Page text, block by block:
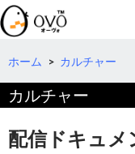
検
索
コ
テ
ツ
へ
移
動
ホーム > カルチャー
カルチャー
配信ドキュメ